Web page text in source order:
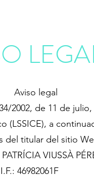
Aviso legal
2002, de 11 de
(LSSICE), a
del titular del sitio
VIUSSÀ
46982061F